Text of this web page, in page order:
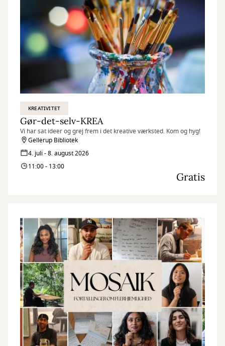
KREATIVITET
Gør-det-selv-KREA
Vi har sat ideer og grej frem i det kreative værksted. Kom og hyg!
Gellerup Bibliotek
4. juli - 8. august 2026
11:00 - 13:00
Gratis